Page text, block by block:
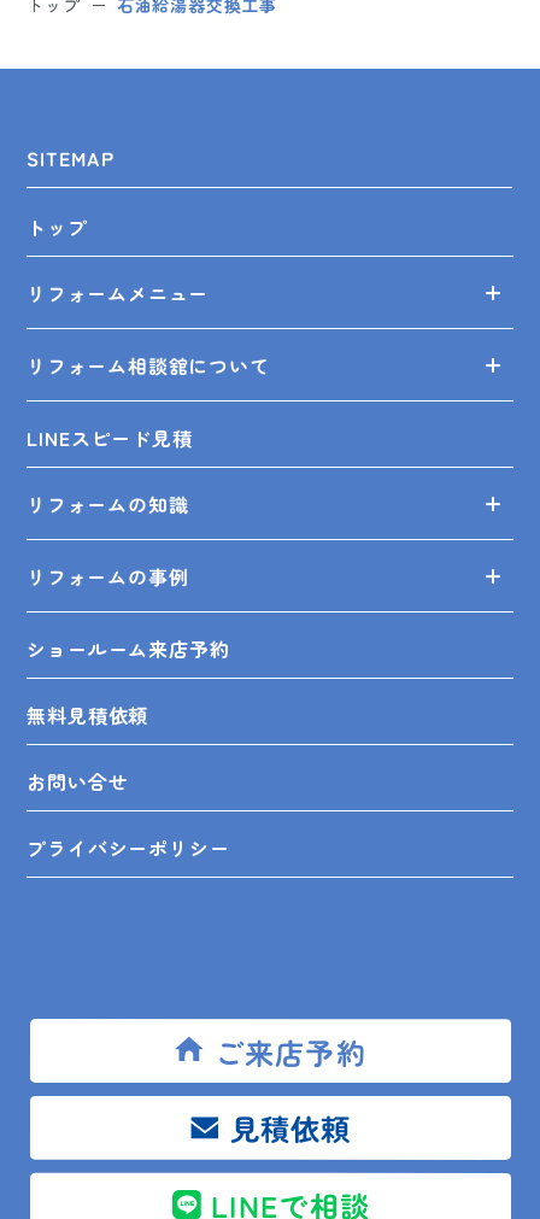
ご来店予約
見積依頼
LINEで相談
トップ 石油給湯器交換工事
SITEMAP
トップ
リフォームメニュー
リフォーム相談舘について
LINEスピード見積
リフォームの知識
リフォームの事例
ショールーム来店予約
無料見積依頼
お問い合せ
プライバシーポリシー
木更津店 〒292-0055 木更津市朝日3-10-9
〒294-0054 館山市湊510-1
鴨川店 〒296-0001 鴨川市横渚283-1